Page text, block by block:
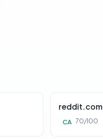
reddit.com
CA 70/100